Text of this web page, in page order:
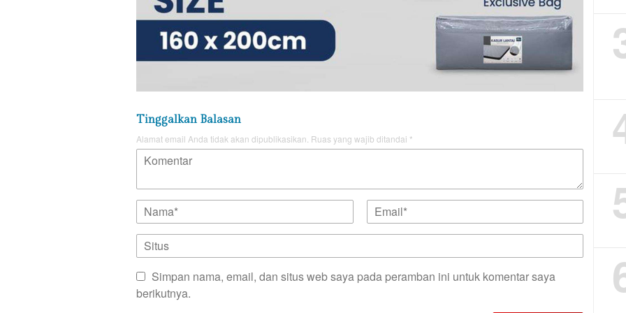
Tinggalkan Balasan
Alamat email Anda tidak akan dipublikasikan. Ruas yang wajib ditandai *
Simpan nama, email, dan situs web saya pada peramban ini untuk komentar saya
berikutnya.